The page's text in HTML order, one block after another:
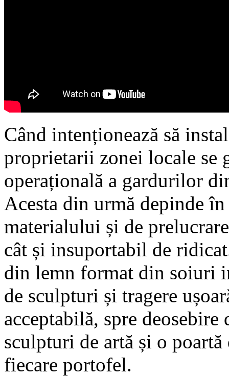
Când intenționează să
proprietarii zonei locale se
operațională a gardurilor
Acesta din urmă depinde
materialului și de
cât și insuportabil de
din lemn format din soiuri
de sculpturi și tragere
acceptabilă, spre
sculpturi de artă și o poartă
fiecare portofel.